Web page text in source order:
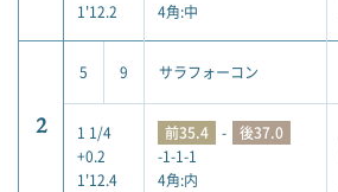
1'12.2
4角:中
2
5 9 サラフォーコン
1 1/4
+0.2
1'12.4
前35.4 -
後37.0
-1-1-1
4角:内